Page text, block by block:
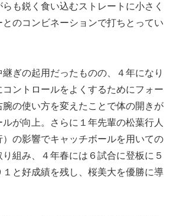
も鋭く食い込むストレートに小さく
のコンビネーションで打ちとってい
ぎの起用だったものの、４年になり
ントロールをよくするためにフォー
腕の使い方を変えたことで体の開きが
が向上。さらに１年先輩の松葉行人
の影響でキャッチボールを用いての
組み、４年春には６試合に登板に５
と好成績を残し、桜美大を優勝に導